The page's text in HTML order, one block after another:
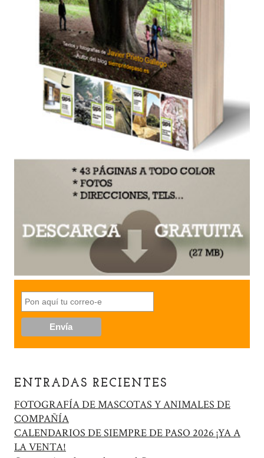
ENTRADAS RECIENTES
FOTOGRAFÍA DE MASCOTAS Y ANIMALES DE
COMPAÑÍA
CALENDARIOS DE SIEMPRE DE PASO 2026 ¡YA A
LA VENTA!